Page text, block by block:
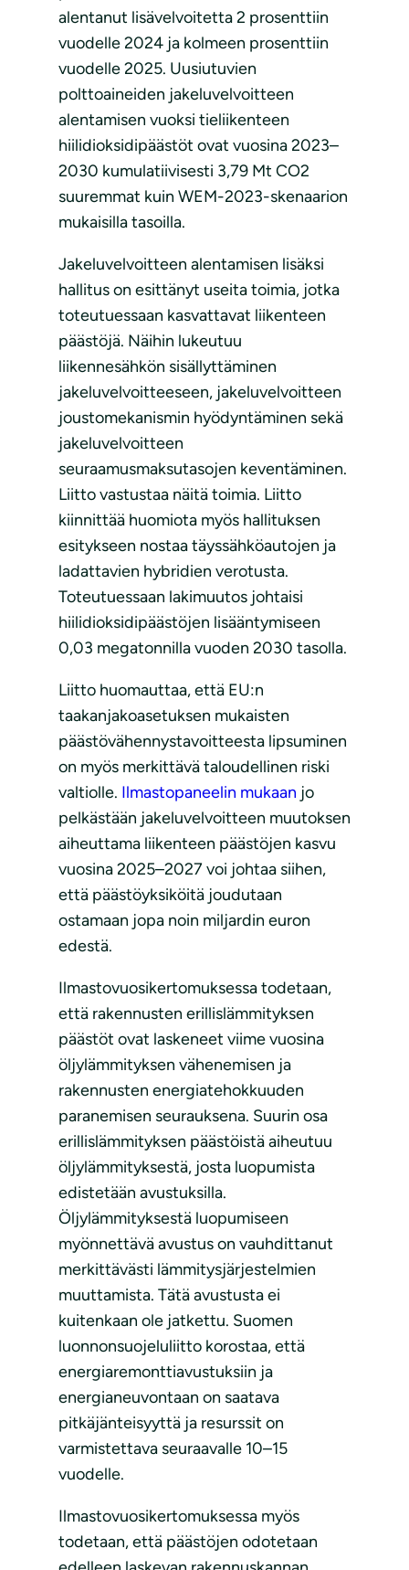
alentanut lisävelvoitetta 2 prosenttiin
vuodelle 2024 ja kolmeen prosenttiin
vuodelle 2025. Uusiutuvien
polttoaineiden jakeluvelvoitteen
alentamisen vuoksi tieliikenteen
hiilidioksidipäästöt ovat vuosina 2023–
2030 kumulatiivisesti 3,79 Mt CO2
suuremmat kuin WEM-2023-skenaarion
mukaisilla tasoilla.
Jakeluvelvoitteen alentamisen lisäksi
hallitus on esittänyt useita toimia, jotka
toteutuessaan kasvattavat liikenteen
päästöjä. Näihin lukeutuu
liikennesähkön sisällyttäminen
jakeluvelvoitteeseen, jakeluvelvoitteen
joustomekanismin hyödyntäminen sekä
jakeluvelvoitteen
seuraamusmaksutasojen keventäminen.
Liitto vastustaa näitä toimia. Liitto
kiinnittää huomiota myös hallituksen
esitykseen nostaa täyssähköautojen ja
ladattavien hybridien verotusta.
Toteutuessaan lakimuutos johtaisi
hiilidioksidipäästöjen lisääntymiseen
0,03 megatonnilla vuoden 2030 tasolla.
Liitto huomauttaa, että EU:n
taakanjakoasetuksen mukaisten
päästövähennystavoitteesta lipsuminen
on myös merkittävä taloudellinen riski
valtiolle. Ilmastopaneelin mukaan jo
pelkästään jakeluvelvoitteen muutoksen
aiheuttama liikenteen päästöjen kasvu
vuosina 2025–2027 voi johtaa siihen,
että päästöyksiköitä joudutaan
ostamaan jopa noin miljardin euron
edestä.
Ilmastovuosikertomuksessa todetaan,
että rakennusten erillislämmityksen
päästöt ovat laskeneet viime vuosina
öljylämmityksen vähenemisen ja
rakennusten energiatehokkuuden
paranemisen seurauksena. Suurin osa
erillislämmityksen päästöistä aiheutuu
öljylämmityksestä, josta luopumista
edistetään avustuksilla.
Öljylämmityksestä luopumiseen
myönnettävä avustus on vauhdittanut
merkittävästi lämmitysjärjestelmien
muuttamista. Tätä avustusta ei
kuitenkaan ole jatkettu. Suomen
luonnonsuojeluliitto korostaa, että
energiaremonttiavustuksiin ja
energianeuvontaan on saatava
pitkäjänteisyyttä ja resurssit on
varmistettava seuraavalle 10–15
vuodelle.
Ilmastovuosikertomuksessa myös
todetaan, että päästöjen odotetaan